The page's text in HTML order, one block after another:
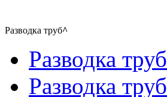
Разводка труб^
Разводка
Разводка